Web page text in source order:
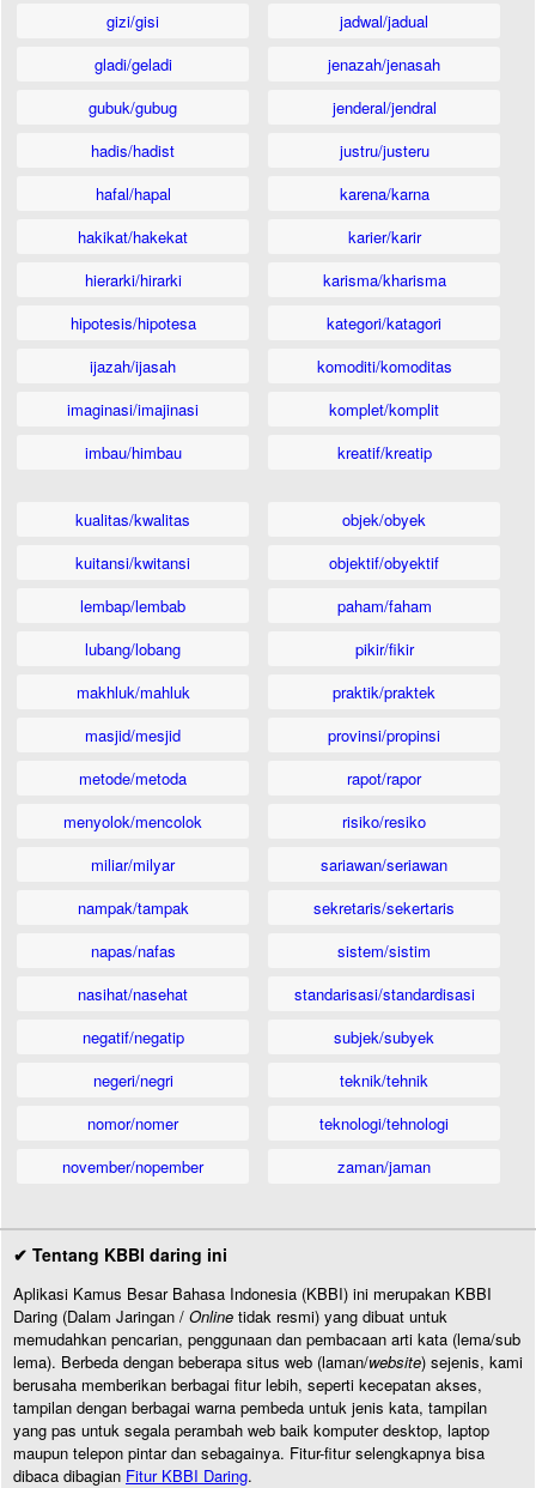
gizi/gisi
gladi/geladi
gubuk/gubug
hadis/hadist
hafal/hapal
hakikat/hakekat
hierarki/hirarki
hipotesis/hipotesa
ijazah/ijasah
imaginasi/imajinasi
imbau/himbau
jadwal/jadual
jenazah/jenasah
jenderal/jendral
justru/justeru
karena/karna
karier/karir
karisma/kharisma
kategori/katagori
komoditi/komoditas
komplet/komplit
kreatif/kreatip
kualitas/kwalitas
kuitansi/kwitansi
lembap/lembab
lubang/lobang
makhluk/mahluk
masjid/mesjid
metode/metoda
menyolok/mencolok
miliar/milyar
nampak/tampak
napas/nafas
nasihat/nasehat
negatif/negatip
negeri/negri
nomor/nomer
november/nopember
objek/obyek
objektif/obyektif
paham/faham
pikir/fikir
praktik/praktek
provinsi/propinsi
rapot/rapor
risiko/resiko
sariawan/seriawan
sekretaris/sekertaris
sistem/sistim
standarisasi/standardisasi
subjek/subyek
teknik/tehnik
teknologi/tehnologi
zaman/jaman
✔ Tentang KBBI daring ini
Aplikasi Kamus Besar Bahasa Indonesia (KBBI) ini merupakan KBBI
Daring (Dalam Jaringan / Online tidak resmi) yang dibuat untuk
memudahkan pencarian, penggunaan dan pembacaan arti kata (lema/sub
lema). Berbeda dengan beberapa situs web (laman/website) sejenis, kami
berusaha memberikan berbagai fitur lebih, seperti kecepatan akses,
tampilan dengan berbagai warna pembeda untuk jenis kata, tampilan
yang pas untuk segala perambah web baik komputer desktop, laptop
maupun telepon pintar dan sebagainya. Fitur-fitur selengkapnya bisa
dibaca dibagian Fitur KBBI Daring.